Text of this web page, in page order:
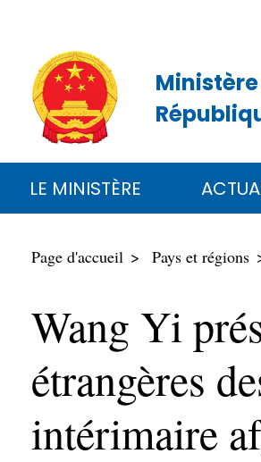
LE MINISTÈRE
Page d'accueil Pays et régions
Wang Yi
étrangères
intérimaire